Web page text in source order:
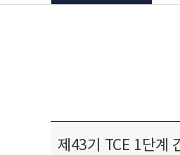
제43기 TCE 1단계